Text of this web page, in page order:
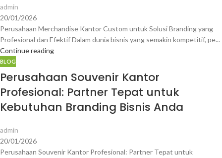
admin
20/01/2026
Perusahaan Merchandise Kantor Custom untuk Solusi Branding yang
Profesional dan Efektif Dalam dunia bisnis yang semakin kompetitif, pe...
Continue reading
BLOG
Perusahaan Souvenir Kantor
Profesional: Partner Tepat untuk
Kebutuhan Branding Bisnis Anda
admin
20/01/2026
Perusahaan Souvenir Kantor Profesional: Partner Tepat untuk